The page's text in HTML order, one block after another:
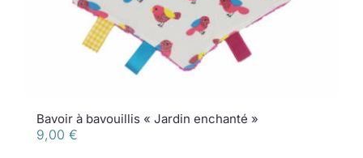
Bavoir à bavouillis « Jardin enchanté »
9,00 €